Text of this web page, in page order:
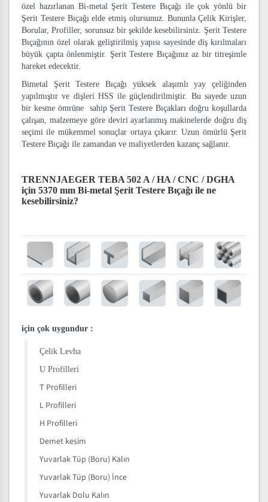
özel hazırlanan Bi-metal Şerit Testere Bıçağı ile çok yönlü bir
Şerit Testere Bıçağı elde etmiş olursunuz. Bununla Çelik Kirişler,
Borular, Profiller, sorunsuz bir şekilde kesebilirsiniz. Şerit Testere
Bıçağının özel olarak geliştirilmiş yapısı sayesinde diş kırılmaları
büyük çapta önlenmiştir. Şerit Testere Bıçağınız az bir titreşimle
hareket edecektir.
Bimetal Şerit Testere Bıçağı yüksek alaşımlı yay çeliğinden
yapılmıştır ve dişleri HSS ile güçlendirilmiştir. Bu sayede uzun
bir kesme ömrüne sahip Şerit Testere Bıçakları doğru koşullarda
çalışan, malzemeye göre deviri ayarlanmış makinelerde doğru diş
seçimi ile mükemmel sonuçlar ortaya çıkarır. Uzun ömürlü Şerit
Testere Bıçağı ile zamandan ve maliyetlerden kazanç sağlanır.
TRENNJAEGER TEBA 502 A / HA / CNC / DGHA
için 5370 mm Bi-metal Şerit Testere Bıçağı ile ne
kesebilirsiniz?
için çok uygundur :
Çelik Levha
U Profilleri
T Profilleri
L Profilleri
H Profilleri
Demet kesim
Yuvarlak Tüp (Boru) Kalın
Yuvarlak Tüp (Boru) İnce
Yuvarlak Dolu Kalın